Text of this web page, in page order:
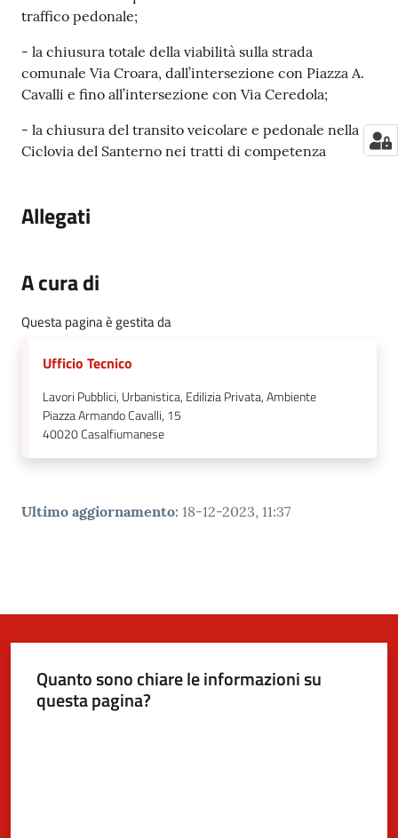
traffico pedonale;
- la chiusura totale della viabilità sulla strada
comunale Via Croara, dall’intersezione con Piazza A.
Cavalli e fino all’intersezione con Via Ceredola;
- la chiusura del transito veicolare e pedonale nella
Ciclovia del Santerno nei tratti di competenza
Allegati
A cura di
Questa pagina è gestita da
Ufficio Tecnico
Lavori Pubblici, Urbanistica, Edilizia Privata, Ambiente
Piazza Armando Cavalli, 15
40020Casalfiumanese
Ultimo aggiornamento: 18-12-2023, 11:37
Quanto sono chiare le informazioni su
questa pagina?